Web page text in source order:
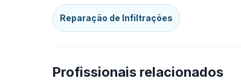
Reparação de Infiltrações
Profissionais relacionados